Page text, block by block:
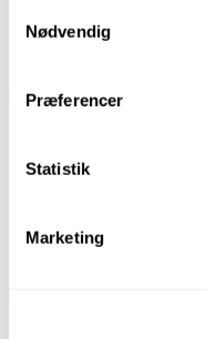
Nødvendig
Præferencer
Statistik
Marketing
43 mm Indlæg